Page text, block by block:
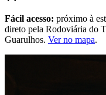
Fácil acesso: próximo à
direto pela Rodoviária do
Guarulhos. Ver no mapa.